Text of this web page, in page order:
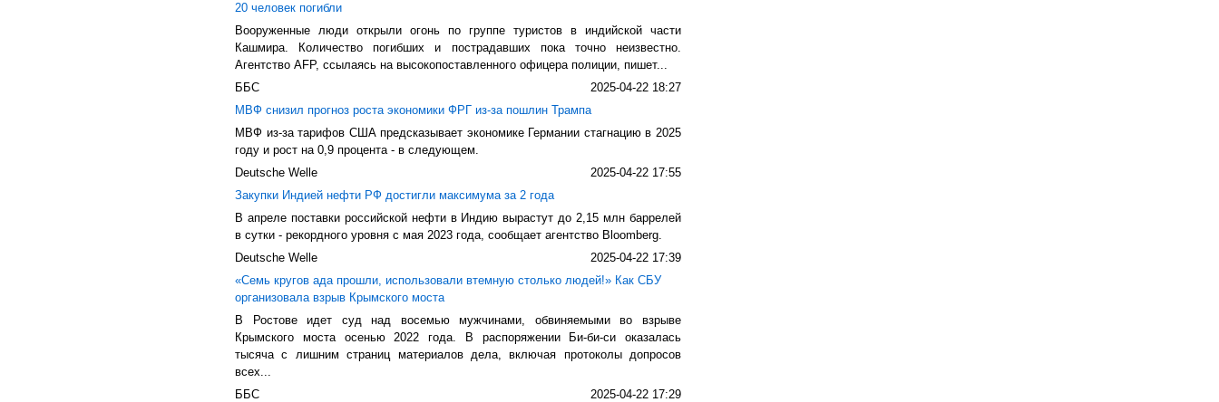
20 человек погибли
Вооруженные люди открыли огонь по группе туристов в индийской части
Кашмира. Количество погибших и пострадавших пока точно неизвестно.
Агентство AFP, ссылаясь на высокопоставленного офицера полиции, пишет...
ББС
2025-04-22 18:27
МВФ снизил прогноз роста экономики ФРГ из-за пошлин Трампа
МВФ из-за тарифов США предсказывает экономике Германии стагнацию в 2025
году и рост на 0,9 процента - в следующем.
Deutsche Welle
2025-04-22 17:55
Закупки Индией нефти РФ достигли максимума за 2 года
В апреле поставки российской нефти в Индию вырастут до 2,15 млн баррелей
в сутки - рекордного уровня с мая 2023 года, сообщает агентство Bloomberg.
Deutsche Welle
2025-04-22 17:39
«Семь кругов ада прошли, использовали втемную столько людей!» Как СБУ
организовала взрыв Крымского моста
В Ростове идет суд над восемью мужчинами, обвиняемыми во взрыве
Крымского моста осенью 2022 года. В распоряжении Би-би-си оказалась
тысяча с лишним страниц материалов дела, включая протоколы допросов
всех...
ББС
2025-04-22 17:29